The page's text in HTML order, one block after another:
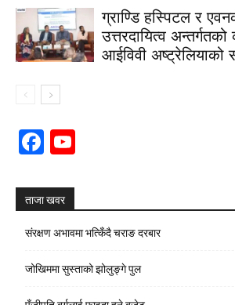
ग्राण्डि हस्पिटल र
उत्तरदायित्व अन्तर्गतको
आईविवी अष्ट्रेलियाको
Facebook
ताजा खवर
संरक्षण अभावमा भत्किँदै चराङ दरबार
जोखिममा सुस्ताको झोलुङ्गे पुल